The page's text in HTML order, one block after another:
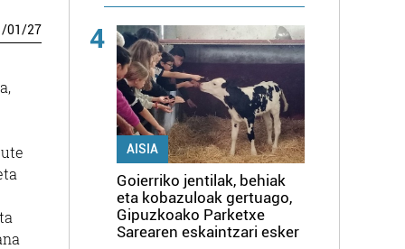
/01/27 4
AISIA
Goierriko jentilak, behiak
eta kobazuloak gertuago,
Gipuzkoako Parketxe
Sarearen eskaintzari esker